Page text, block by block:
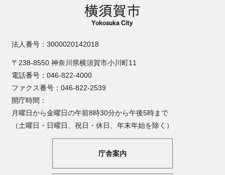
法人番号：3000020142018
〒238-8550 神奈川県横須賀市小川町11
電話番号：046-822-4000
ファクス番号：046-822-2539
開庁時間：
月曜日から金曜日の午前8時30分から午後5時まで
（土曜日・日曜日、祝日・休日、年末年始を除く）
庁舎案内